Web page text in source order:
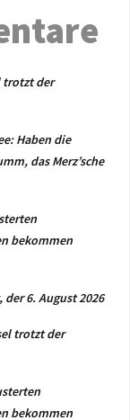
trotzt der
Haben die
das Merz’sche
bekommen
6. August 2026
trotzt der
bekommen